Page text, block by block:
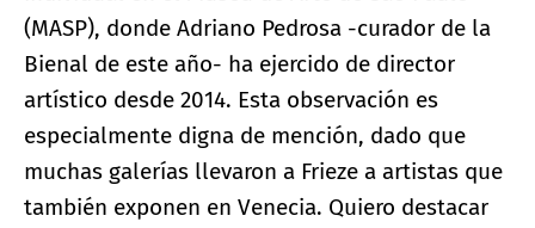
(MASP), donde Adriano Pedrosa -curador de la
Bienal de este año- ha ejercido de director
artístico desde 2014. Esta observación es
especialmente digna de mención, dado que
muchas galerías llevaron a Frieze a artistas que
también exponen en Venecia. Quiero destacar